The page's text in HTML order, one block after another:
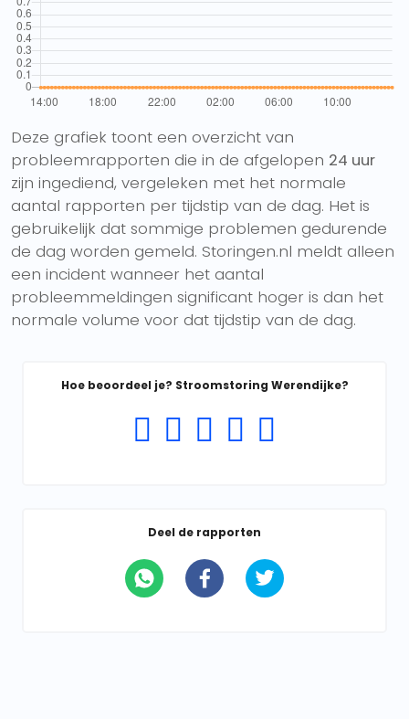
Deze grafiek toont een overzicht van
probleemrapporten die in de afgelopen 24 uur
zijn ingediend, vergeleken met het normale
aantal rapporten per tijdstip van de dag. Het is
gebruikelijk dat sommige problemen gedurende
de dag worden gemeld. Storingen.nl meldt alleen
een incident wanneer het aantal
probleemmeldingen significant hoger is dan het
normale volume voor dat tijdstip van de dag.
Hoe beoordeel je? Stroomstoring Werendijke?
Deel de rapporten